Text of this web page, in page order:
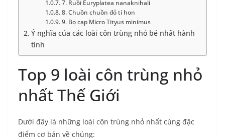
7. Ruồi Euryplatea nanaknihali
8. Chuồn chuồn đỏ tí hon
9. Bọ cạp Micro Tityus minimus
Ý nghĩa của các loài côn trùng nhỏ bé nhất hành
tinh
Top 9 loài côn trùng nhỏ
nhất Thế Giới
Dưới đây là những loài côn trùng nhỏ nhất cùng đặc
điểm cơ bản về chúng: